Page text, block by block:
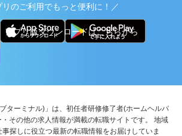
リのご利用でもっと便利に！／
アプリ版ダウンロードはこちらから
ターミナル)」は、初任者研修修了者(ホームヘルパ
その他の求人情報が満載の転職サイトです。 地域
探しに役立つ最新の転職情報をお届けしていま